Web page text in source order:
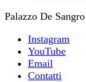
Palazzo De
Instagram
YouTube
Email
Contatti